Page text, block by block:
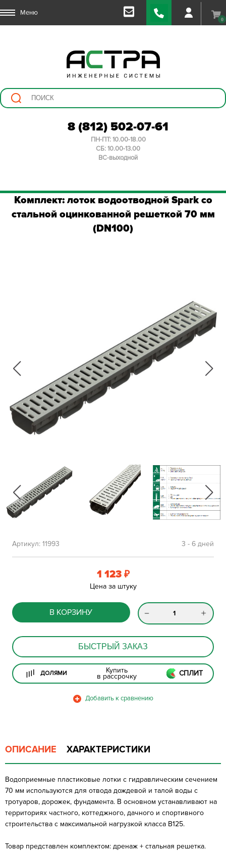
Меню
0
8 (812) 502-07-61
ПН-ПТ: 10.00-18.00
СБ: 10.00-13.00
ВС-выходной
Комплект: лоток водоотводной Spark со
стальной оцинкованной решеткой 70 мм
(DN100)
3 - 6 дней
Артикул: 11993
1 123 ₽
Цена за штуку
В КОРЗИНУ
БЫСТРЫЙ ЗАКАЗ
ДОЛЯМИ Купить
в рассрочку СПЛИТ
ОПИСАНИЕ ХАРАКТЕРИСТИКИ
Водоприемные пластиковые лотки с гидравлическим сечением
70 мм используются для отвода дождевой и талой воды с
тротуаров, дорожек, фундамента. В основном устанавливают на
территориях частного, коттеджного, дачного и спортивного
строительства с максимальной нагрузкой класса B125.
Товар представлен комплектом: дренаж + стальная решетка.